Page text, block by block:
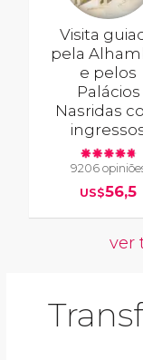
Visita
pela
e pelos
Palácios
Nasridas
9206
US$56,5
ver